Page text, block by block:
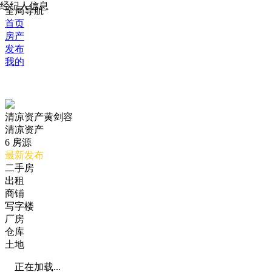
经纪人信息
全局导航
首页
房产
发布
我的
清凉资产黄剑容
清凉资产
6 房源
最新发布
二手房
出租
商铺
写字楼
厂房
仓库
土地
正在加载...